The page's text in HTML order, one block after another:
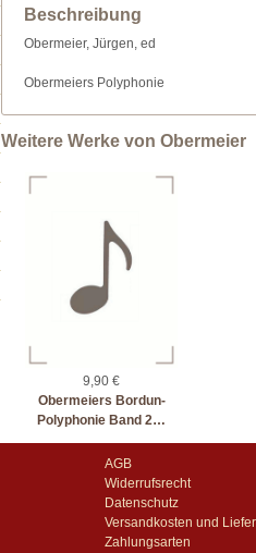
Beschreibung
Obermeier, Jürgen, ed
Obermeiers Polyphonie
Weitere Werke von Obermeier
9,90 €
Obermeiers Bordun-
Polyphonie Band 2…
AGB
Widerrufsrecht
Datenschutz
Versandkosten und
Zahlungsarten